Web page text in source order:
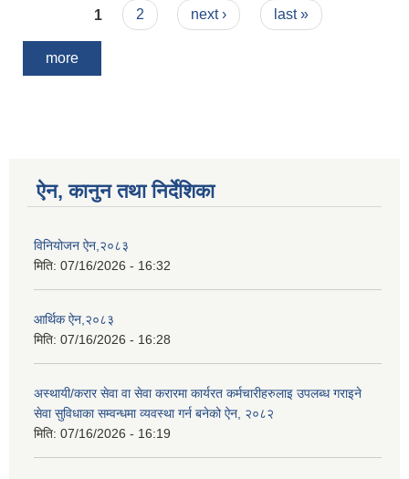
Pages
1 2 next › last »
more
ऐन, कानुन तथा निर्देशिका
विनियोजन ऐन,२०८३
मिति: 07/16/2026 - 16:32
आर्थिक ऐन,२०८३
मिति: 07/16/2026 - 16:28
अस्थायी/करार सेवा वा सेवा करारमा कार्यरत कर्मचारीहरुलाइ उपलब्ध गराइने
सेवा सुविधाका सम्वन्धमा व्यवस्था गर्न बनेको ऐन, २०८२
मिति: 07/16/2026 - 16:19